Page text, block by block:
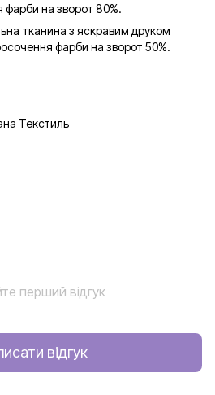
фарби на зворот 80%.
тканина з яскравим друком
фарби на зворот 50%.
Текстиль
перший відгук
відгук